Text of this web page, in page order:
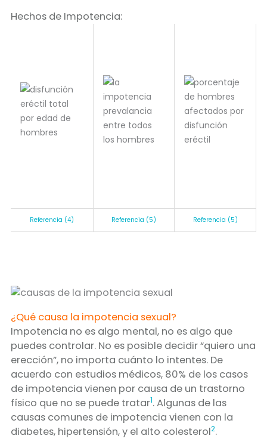
Hechos de Impotencia:
Referencia (4) Referencia (5) Referencia (5)
¿Qué causa la impotencia sexual?
Impotencia no es algo mental, no es algo que
puedes controlar. No es posible decidir “quiero una
erección”, no importa cuánto lo intentes. De
acuerdo con estudios médicos, 80% de los casos
de impotencia vienen por causa de un trastorno
físico que no se puede tratar1. Algunas de las
causas comunes de impotencia vienen con la
diabetes, hipertensión, y el alto colesterol2.